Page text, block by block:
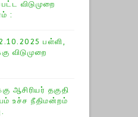
விடுமுறை
:
பள்ளி,
விடுமுறை
ஆசிரியர் தகுதி
உச்ச நீதிமன்றம்